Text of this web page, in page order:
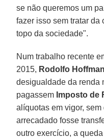
se não queremos um
fazer isso sem tratar da
topo da sociedade".
Num trabalho recente
2015, Rodolfo
desigualdade da renda
pagassem Imposto de
alíquotas em vigor,
arrecadado fosse
outro exercício, a